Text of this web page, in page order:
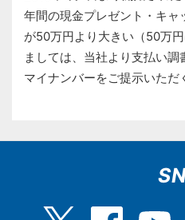
年間の現金プレゼント・キ
が50万円より大きい（50万
ましては、当社より支払い
マイナンバーをご提示いただ